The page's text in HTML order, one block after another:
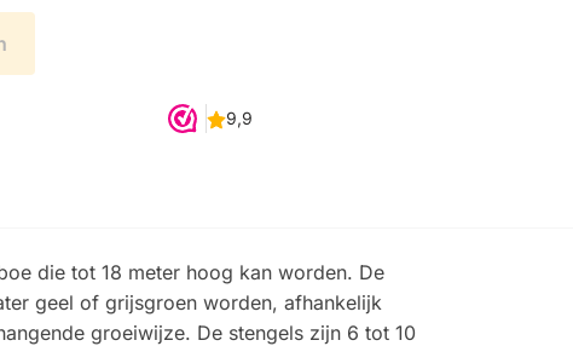
die tot 18 meter hoog kan worden. De
geel of grijsgroen worden, afhankelijk
groeiwijze. De stengels zijn 6 tot 10